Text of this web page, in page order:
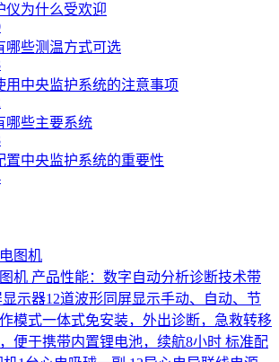
仪为什么受欢迎
哪些测温方式可选
用中央监护系统的注意事项
哪些主要系统
置中央监护系统的重要性
机 产品性能：数字自动分析诊断技术带
示器12道波形同屏显示手动、自动、节
模式一体式免安装，外出诊断，急救转移
便于携带内置锂电池，续航8小时 标准配